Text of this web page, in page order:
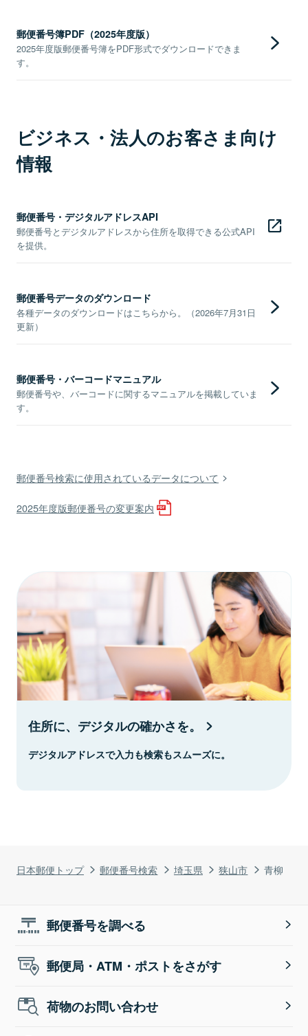
日本郵便トップ 郵便番号検索 埼玉県 狭山市 青柳
郵便番号簿PDF（2025年度版）
2025年度版郵便番号簿をPDF形式でダウンロードできま
す。
ビジネス・法人のお客さま向け
情報
郵便番号・デジタルアドレスAPI
郵便番号とデジタルアドレスから住所を取得できる公式API
を提供。
郵便番号データのダウンロード
各種データのダウンロードはこちらから。（2026年7月31日
更新）
郵便番号・バーコードマニュアル
郵便番号や、バーコードに関するマニュアルを掲載していま
す。
郵便番号検索に使用されているデータについて
2025年度版郵便番号の変更案内
住所に、デジタルの確かさを。
デジタルアドレスで入力も検索もスムーズに。
郵便番号を調べる
郵便局・ATM・ポストをさがす
荷物のお問い合わせ